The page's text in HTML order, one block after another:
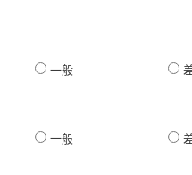
一般
一般